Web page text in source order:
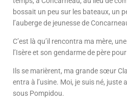
bossait un peu sur les bateaux, un
l’auberge de jeunesse de
C’est là qu’il rencontra ma mère,
l’Isère et son gendarme de père
Ils se marièrent, ma grande sœur
entra à l’usine. Moi, je suis né, juste
sous Pompidou.